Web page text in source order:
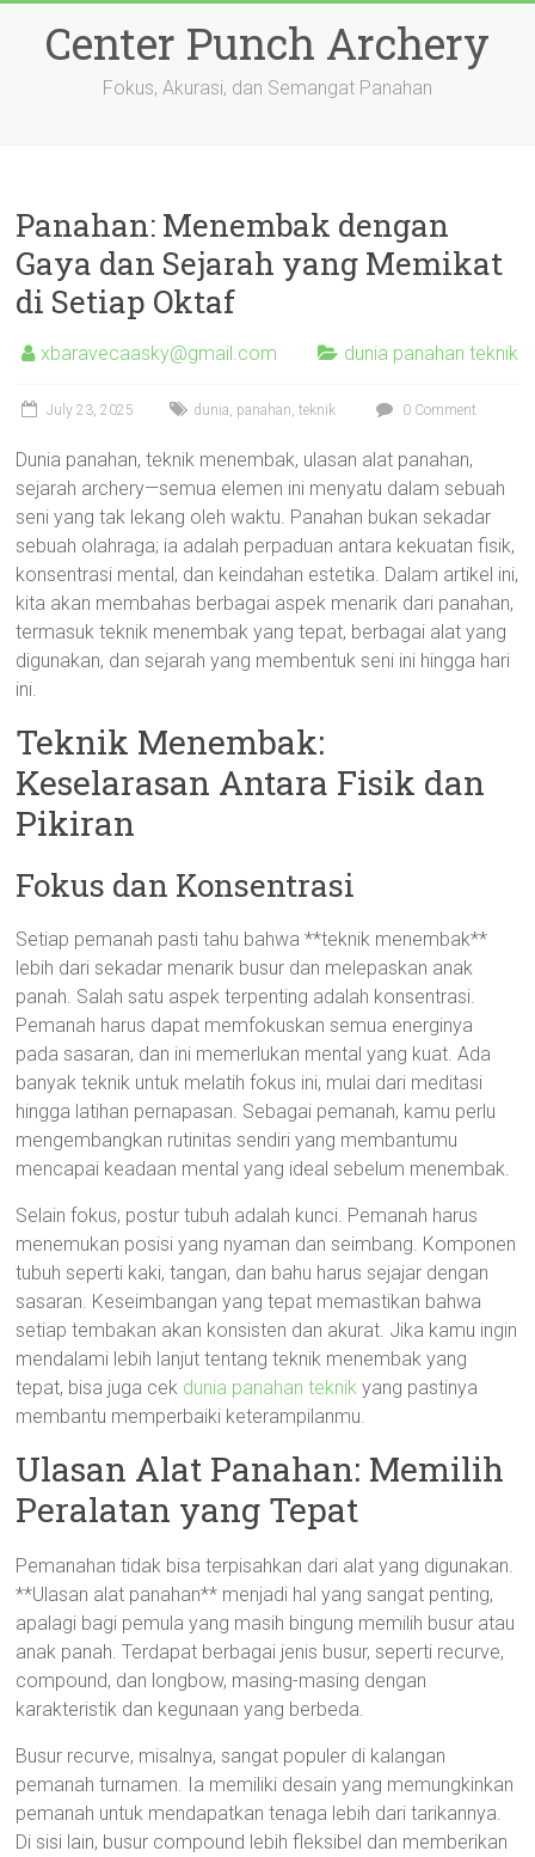
contentCenter Punch Archery
Fokus, Akurasi, dan Semangat Panahan
Panahan: Menembak dengan
Gaya dan Sejarah yang Memikat
di Setiap Oktaf
xbaravecaasky@gmail.com dunia panahan teknik
July 23, 2025 dunia, panahan,teknik 0 Comment
Dunia panahan, teknik menembak, ulasan alat panahan,
sejarah archery—semua elemen ini menyatu dalam sebuah
seni yang tak lekang oleh waktu. Panahan bukan sekadar
sebuah olahraga; ia adalah perpaduan antara kekuatan fisik,
konsentrasi mental, dan keindahan estetika. Dalam artikel ini,
kita akan membahas berbagai aspek menarik dari panahan,
termasuk teknik menembak yang tepat, berbagai alat yang
digunakan, dan sejarah yang membentuk seni ini hingga hari
ini.
Teknik Menembak:
Keselarasan Antara Fisik dan
Pikiran
Fokus dan Konsentrasi
Setiap pemanah pasti tahu bahwa **teknik menembak**
lebih dari sekadar menarik busur dan melepaskan anak
panah. Salah satu aspek terpenting adalah konsentrasi.
Pemanah harus dapat memfokuskan semua energinya
pada sasaran, dan ini memerlukan mental yang kuat. Ada
banyak teknik untuk melatih fokus ini, mulai dari meditasi
hingga latihan pernapasan. Sebagai pemanah, kamu perlu
mengembangkan rutinitas sendiri yang membantumu
mencapai keadaan mental yang ideal sebelum menembak.
Selain fokus, postur tubuh adalah kunci. Pemanah harus
menemukan posisi yang nyaman dan seimbang. Komponen
tubuh seperti kaki, tangan, dan bahu harus sejajar dengan
sasaran. Keseimbangan yang tepat memastikan bahwa
setiap tembakan akan konsisten dan akurat. Jika kamu ingin
mendalami lebih lanjut tentang teknik menembak yang
tepat, bisa juga cek dunia panahan teknik yang pastinya
membantu memperbaiki keterampilanmu.
Ulasan Alat Panahan: Memilih
Peralatan yang Tepat
Pemanahan tidak bisa terpisahkan dari alat yang digunakan.
**Ulasan alat panahan** menjadi hal yang sangat penting,
apalagi bagi pemula yang masih bingung memilih busur atau
anak panah. Terdapat berbagai jenis busur, seperti recurve,
compound, dan longbow, masing-masing dengan
karakteristik dan kegunaan yang berbeda.
Busur recurve, misalnya, sangat populer di kalangan
pemanah turnamen. Ia memiliki desain yang memungkinkan
pemanah untuk mendapatkan tenaga lebih dari tarikannya.
Di sisi lain, busur compound lebih fleksibel dan memberikan